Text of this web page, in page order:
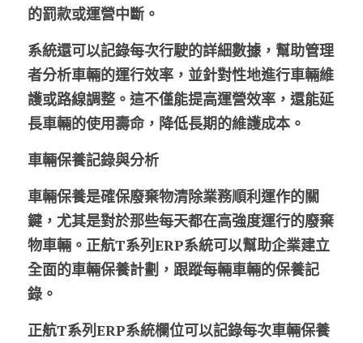
的罰款或運營中斷。
系統還可以記錄每次行駛的詳細數據，幫助管理
者分析車輛的運行效率，並針對性地進行車輛維
護或路線調整。這不僅能提高運營效率，還能延
長車輛的使用壽命，降低長期的維護成本。
車輛保養記錄與分析
車輛保養是確保廢棄物清除業務順利運作的關
鍵，尤其是對於那些每天都在高強度運行的廢棄
物車輛。正航T系列ERP系統可以幫助企業建立
全面的車輛保養計劃，跟蹤每輛車輛的保養記
錄。
正航T系列ERP系統欄位可以記錄每次車輛保養